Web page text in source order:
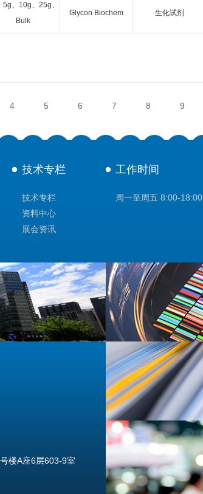
5g、10g、25g、
Bulk
Glycon Biochem 生化试剂
4 5 6 7 8 9
技术专栏
技术专栏
资料中心
展会资讯
工作时间
周一至周五 8:00-18:00
楼A座6层603-9室